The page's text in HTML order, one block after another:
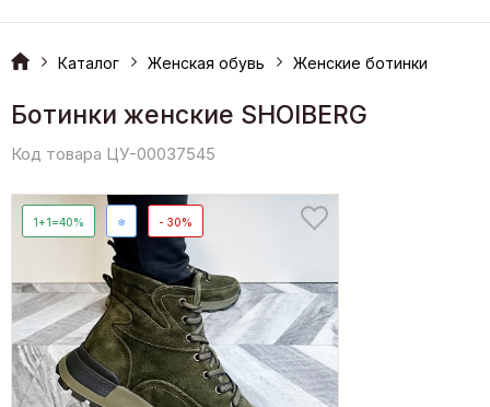
Каталог Женская обувь Женские ботинки
Ботинки женские SHOIBERG
Код товара ЦУ-00037545
1+1=40% ❄ - 30%